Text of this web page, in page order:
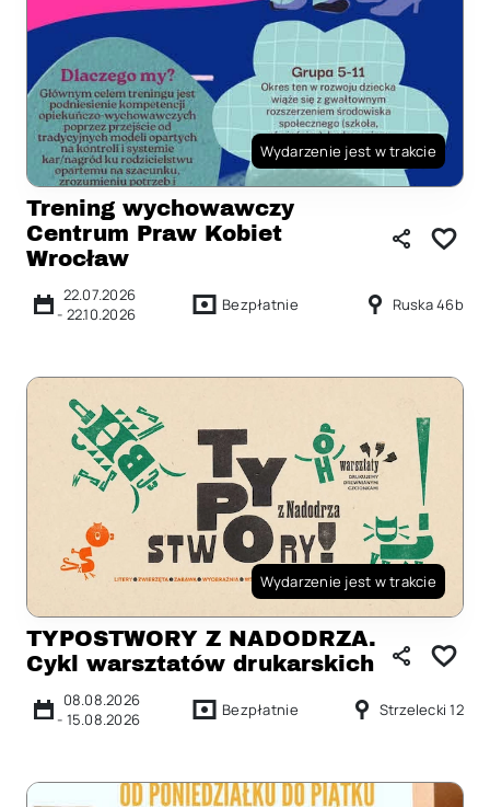
Wydarzenie jest w trakcie
Trening wychowawczy
Centrum Praw Kobiet
Wrocław
22.07.2026
- 22.10.2026 Bezpłatnie Ruska 46b
Wydarzenie jest w trakcie
TYPOSTWORY Z NADODRZA.
Cykl warsztatów drukarskich
08.08.2026
- 15.08.2026 Bezpłatnie Strzelecki 12